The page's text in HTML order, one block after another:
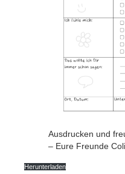
Ausdrucken und
– Eure Freunde
Herunterladen